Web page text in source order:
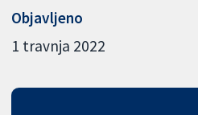
Objavljeno
1 travnja 2022